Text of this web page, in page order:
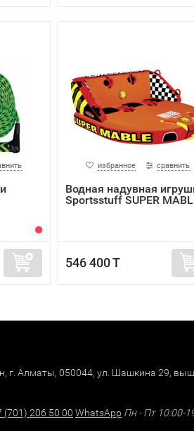
избранное сравнить
Водная надувная
Sportsstuff SUPER
546 400 T
г. Алматы, 050044, ул. Шашкина 29,
(701) 206 50 00 WhatsApp Пн - Пт 10:00-